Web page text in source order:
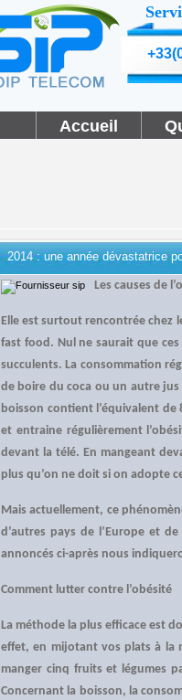
Accueil
2014 : une année dévastatrice
Les causes de
Elle est surtout rencontrée chez
fast food. Nul ne saurait que
succulents. La consommation
de boire du coca ou un autre
boisson contient l’équivalent de
et entraine régulièrement
devant la télé. En mangeant
plus qu’on ne doit si on adopte
Mais actuellement, ce
d’autres pays de l’Europe et
annoncés ci-après nous
Comment lutter contre l’obésité
La méthode la plus efficace est
effet, en mijotant vos plats à la
manger cinq fruits et légumes
Concernant la boisson, la